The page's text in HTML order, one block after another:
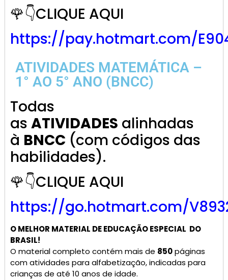
🌹👇CLIQUE AQUI
https://pay.hotmart.com/
ATIVIDADES MATEMÁTICA –
1° AO 5° ANO (BNCC)
Todas
as ATIVIDADES alinhadas
à BNCC (com códigos das
habilidades).
🌹👇CLIQUE AQUI
https://go.hotmart.com/
O MELHOR MATERIAL DEEDUCAÇÃO ESPECIAL DO
BRASIL!
O material completo contém mais de 850páginas
com atividades para alfabetização, indicadas para
crianças de até 10 anos de idade.